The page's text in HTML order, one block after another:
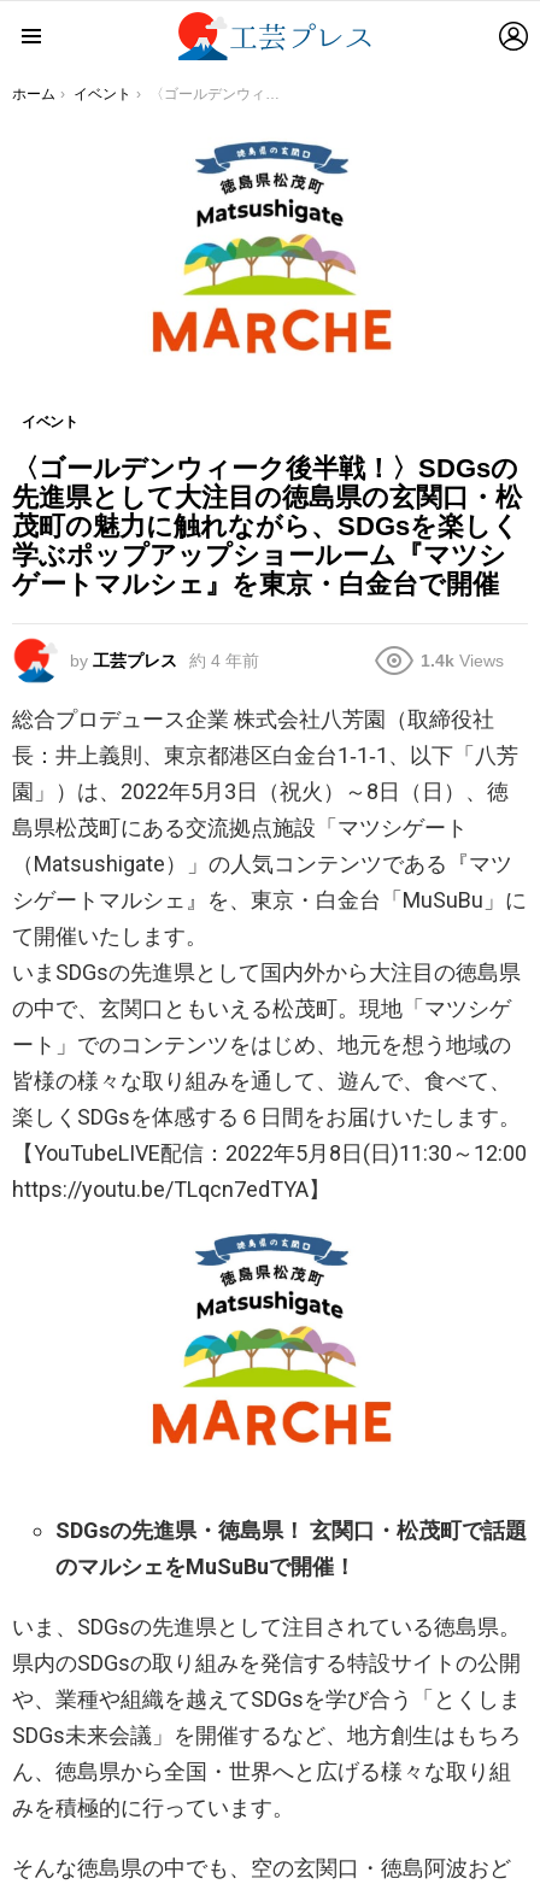
You are here:
ホーム イベント 〈ゴールデンウィーク後半戦！〉SDGsの先進県として大注目の徳島県の玄関口・松茂町の魅力に触れながら、SDGsを楽しく学ぶポップアップショールーム『マツシゲートマルシェ』を東京・白金台で開催
イベント
〈ゴールデンウィーク後半戦！〉SDGsの
先進県として大注目の徳島県の玄関口・松
茂町の魅力に触れながら、SDGsを楽しく
学ぶポップアップショールーム『マツシ
ゲートマルシェ』を東京・白金台で開催
by 工芸プレス 約 4 年前 1.4k Views
総合プロデュース企業 株式会社八芳園（取締役社
長：井上義則、東京都港区白金台1‐1‐1、以下「八芳
園」）は、2022年5月3日（祝火）～8日（日）、徳
島県松茂町にある交流拠点施設「マツシゲート
（Matsushigate）」の人気コンテンツである『マツ
シゲートマルシェ』を、東京・白金台「MuSuBu」に
て開催いたします。
いまSDGsの先進県として国内外から大注目の徳島県
の中で、玄関口ともいえる松茂町。現地「マツシゲ
ート」でのコンテンツをはじめ、地元を想う地域の
皆様の様々な取り組みを通して、遊んで、食べて、
楽しくSDGsを体感する６日間をお届けいたします。
【YouTubeLIVE配信：2022年5月8日(日)11:30～12:00
https://youtu.be/TLqcn7edTYA】
SDGsの先進県・徳島県！ 玄関口・松茂町で話題
のマルシェをMuSuBuで開催！
いま、SDGsの先進県として注目されている徳島県。
県内のSDGsの取り組みを発信する特設サイトの公開
や、業種や組織を越えてSDGsを学び合う「とくしま
SDGs未来会議」を開催するなど、地方創生はもちろ
ん、徳島県から全国・世界へと広げる様々な取り組
みを積極的に行っています。
そんな徳島県の中でも、空の玄関口・徳島阿波おど